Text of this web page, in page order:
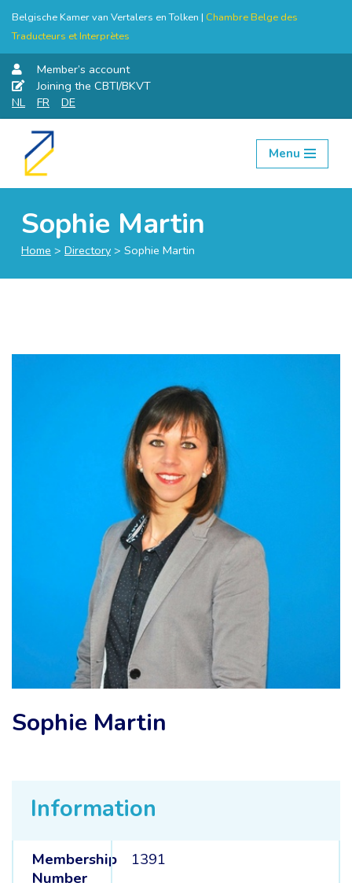
Belgische Kamer van Vertalers en Tolken | Chambre Belge des
Traducteurs et Interprètes
Member’s account
Joining the CBTI/BKVT
NL
FR DE
Skip
Menu
Sophie Martin
Home > Directory > Sophie Martin
Information
Membership
Number
1391
Sophie Martin